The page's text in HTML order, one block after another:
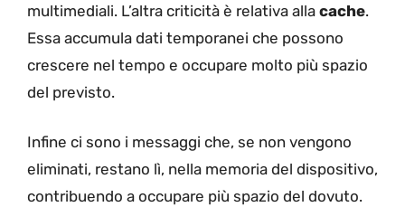
multimediali. L’altra criticità è relativa alla cache.
Essa accumula dati temporanei che possono
crescere nel tempo e occupare molto più spazio
del previsto.
Infine ci sono i messaggi che, se non vengono
eliminati, restano lì, nella memoria del dispositivo,
contribuendo a occupare più spazio del dovuto.